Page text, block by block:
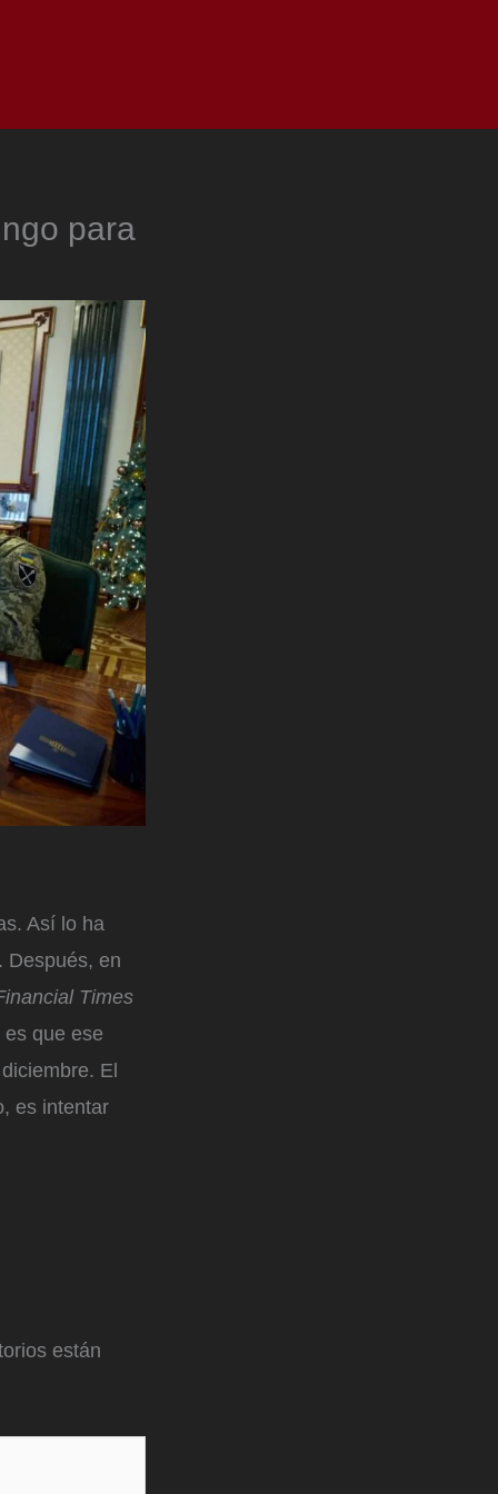
para
Así lo ha
Después, en
Times
que ese
El
es intentar
están